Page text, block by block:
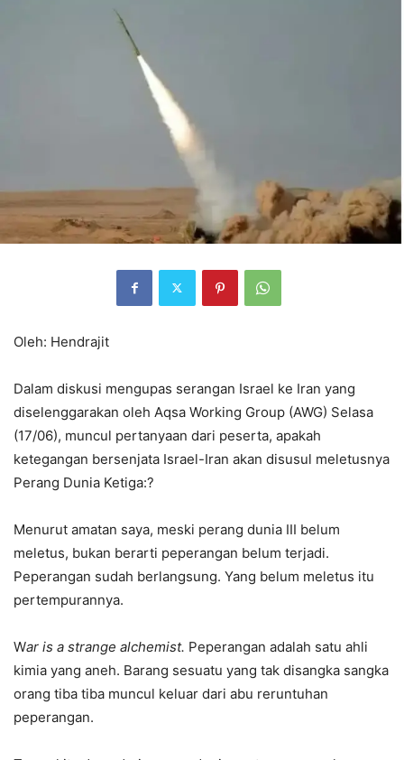
Oleh: Hendrajit
Dalam diskusi mengupas serangan Israel ke Iran yang
diselenggarakan oleh Aqsa Working Group (AWG) Selasa
(17/06), muncul pertanyaan dari peserta, apakah
ketegangan bersenjata Israel-Iran akan disusul meletusnya
Perang Dunia Ketiga:?
Menurut amatan saya, meski perang dunia III belum
meletus, bukan berarti peperangan belum terjadi.
Peperangan sudah berlangsung. Yang belum meletus itu
pertempurannya.
War is a strange alchemist. Peperangan adalah satu ahli
kimia yang aneh. Barang sesuatu yang tak disangka sangka
orang tiba tiba muncul keluar dari abu reruntuhan
peperangan.